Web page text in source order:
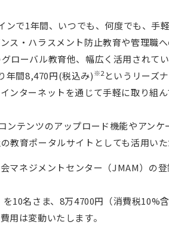
で1年間、いつでも、何度でも、手
ス・ハラスメント防止教育や管理職
ローバル教育他、幅広く活用されて
年間8,470円(税込み)※2というリーズ
ンターネットを通じて手軽に取り組
テンツのアップロード機能やアンケ
教育ポータルサイトとしても活用いた
マネジメントセンター（JMAM）の登
10名さま、8万4700円（消費税10%
用は変動いたします。